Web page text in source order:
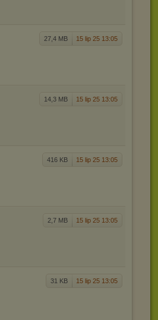
27,4 MB 15 lip 25 13:05
14,3 MB 15 lip 25 13:05
416 KB 15 lip 25 13:05
2,7 MB 15 lip 25 13:05
31 KB 15 lip 25 13:05